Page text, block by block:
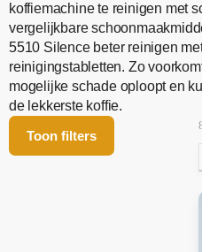
koffiemachine te reinigen met
vergelijkbare
5510 Silence beter reinigen
reinigingstabletten. Zo
mogelijke schade oploopt en
de lekkerste koffie.
Toon filters